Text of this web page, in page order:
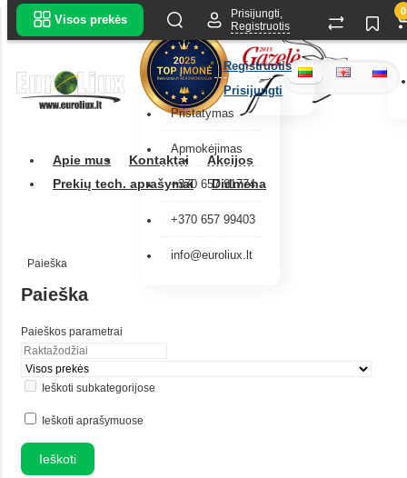
Pristatymas
Apmokėjimas
+370 657 91774
+370 657 99403
info@euroliux.lt
Apie mus Kontaktai
Akcijos
Prekių tech. aprašymai
Didmena
Visos prekės
Prisijungti,
Registruotis
Registruotis
Prisijungti
0
Paieška
Paieška
Paieškos parametrai
Ieškoti subkategorijose
Ieškoti aprašymuose